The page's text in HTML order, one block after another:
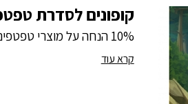
קופונים לסדרת
10% הנחה על מוצרי טפטפים
קרא עוד